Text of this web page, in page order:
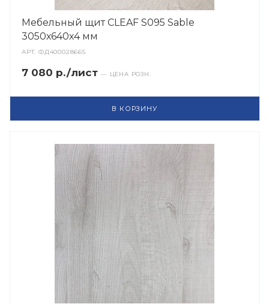
Мебельный щит CLEAF S095 Sable
3050х640х4 мм
АРТ.ФД400028665
7 080 р./лист — ЦЕНА РОЗН.
В КОРЗИНУ